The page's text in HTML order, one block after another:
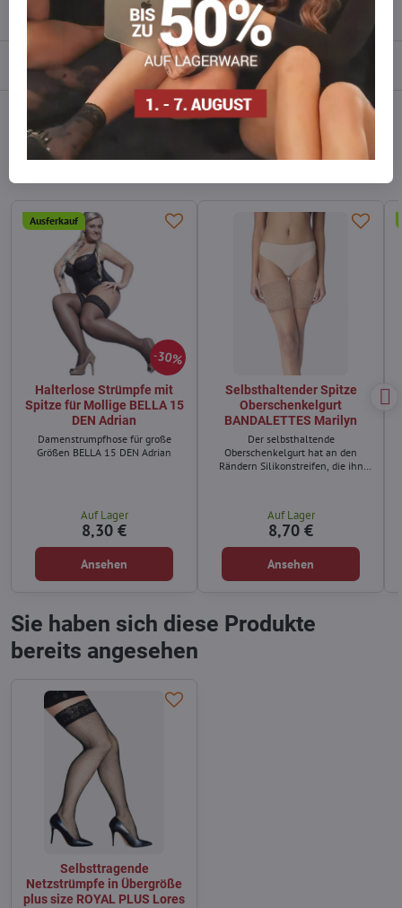
Bewertungen
Diskussion 0
FacebookTwitter WhatsApp
30%
Ausferkauf
Halterlose Strümpfe mit
Spitze für Mollige BELLA 15
DEN Adrian
Damenstrumpfhose für große
Größen BELLA 15 DEN Adrian
Auf Lager
8,30 €
Ansehen
Selbsthaltender Spitze
Oberschenkelgurt
BANDALETTES Marilyn
Der selbsthaltende
Oberschenkelgurt hat an den
Rändern Silikonstreifen, die ihn
Auf Lager
8,70 €
Ansehen
Sie haben sich diese Produkte
bereits angesehen
Selbsttragende
Netzstrümpfe in Übergröße
plus size ROYAL PLUS Lores